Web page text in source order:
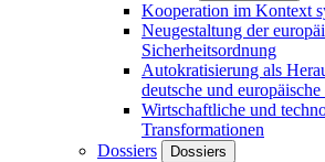
Kooperation im Kontext
Neugestaltung der
Sicherheitsordnung
Autokratisierung als
deutsche und
Wirtschaftliche und
Transformationen
Dossiers
Dossiers